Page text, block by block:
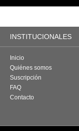
INSTITUCIONALES
Inicio
Quiénes somos
Suscripción
FAQ
Contacto